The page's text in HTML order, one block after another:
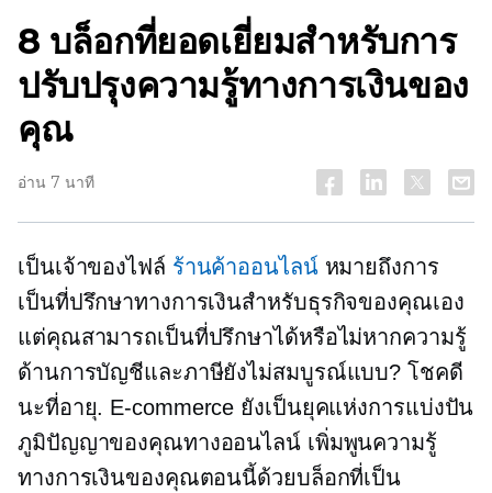
8 บล็อกที่ยอดเยี่ยมสำหรับการ
ปรับปรุงความรู้ทางการเงินของ
คุณ
อ่าน 7 นาที
เป็นเจ้าของไฟล์ ร้านค้าออนไลน์หมายถึงการ
เป็นที่ปรึกษาทางการเงินสำหรับธุรกิจของคุณเอง
แต่คุณสามารถเป็นที่ปรึกษาได้หรือไม่หากความรู้
ด้านการบัญชีและภาษียังไม่สมบูรณ์แบบ? โชคดี
นะที่อายุ. E-commerce ยังเป็นยุคแห่งการแบ่งปัน
ภูมิปัญญาของคุณทางออนไลน์ เพิ่มพูนความรู้
ทางการเงินของคุณตอนนี้ด้วยบล็อกที่เป็น